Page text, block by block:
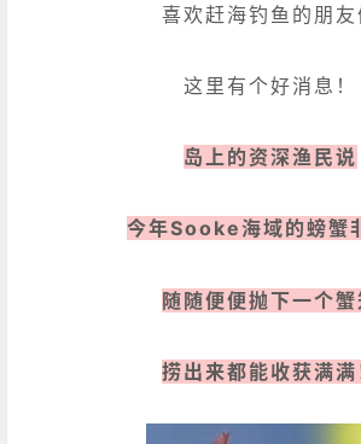
喜欢赶海钓鱼的朋友
这里有个好消息！
岛上的资深渔民说
今年Sooke海域的螃蟹
随随便便抛下一个蟹
捞出来都能收获满满